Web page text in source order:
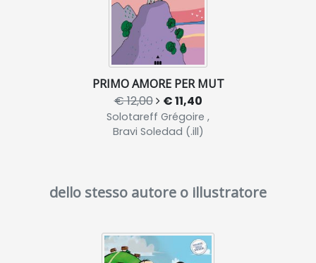
PRIMO AMORE PER MUT
€ 12,00 € 11,40
Solotareff Grégoire ,
Bravi Soledad (.ill)
dello stesso autore o illustratore